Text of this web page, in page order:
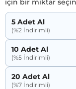
için bir miktar
5 Adet Al
(%2 İndirimli)
10 Adet Al
(%5 İndirimli)
20 Adet Al
(%7 İndirimli)